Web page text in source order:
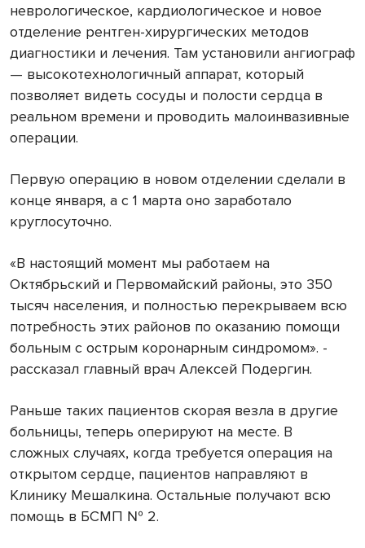
неврологическое, кардиологическое и новое
отделение рентген-хирургических методов
диагностики и лечения. Там установили ангиограф
— высокотехнологичный аппарат, который
позволяет видеть сосуды и полости сердца в
реальном времени и проводить малоинвазивные
операции.
Первую операцию в новом отделении сделали в
конце января, а с 1 марта оно заработало
круглосуточно.
«В настоящий момент мы работаем на
Октябрьский и Первомайский районы, это 350
тысяч населения, и полностью перекрываем всю
потребность этих районов по оказанию помощи
больным с острым коронарным синдромом». -
рассказал главный врач Алексей Подергин.
Раньше таких пациентов скорая везла в другие
больницы, теперь оперируют на месте. В
сложных случаях, когда требуется операция на
открытом сердце, пациентов направляют в
Клинику Мешалкина. Остальные получают всю
помощь в БСМП № 2.